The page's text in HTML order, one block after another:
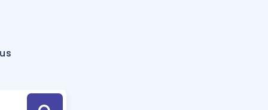
Hesaplama Aracı
için Öneriler
Tek Takvimde
Hoca ile seni sınava hazırlayacak onlarca eğitim seni bekliyor!